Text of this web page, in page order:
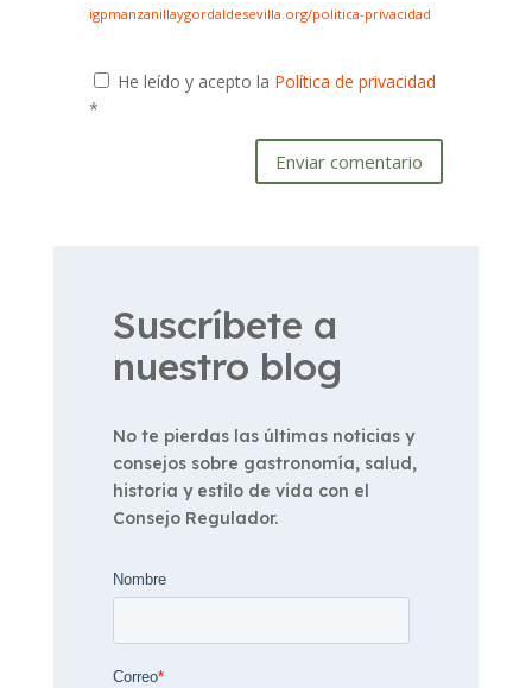
igpmanzanillaygordaldesevilla.org/politica-privacidad
He leído y acepto la Política de privacidad
*
Enviar comentario
Suscríbete a
nuestro blog
No te pierdas las últimas noticias y
consejos sobre gastronomía, salud,
historia y estilo de vida con el
Consejo Regulador.